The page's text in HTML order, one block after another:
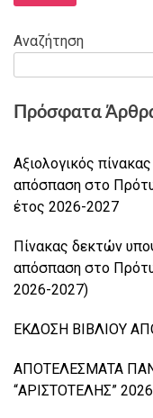
Αναζήτηση
Πρόσφατα
Αξιολογικός
απόσπαση στο
έτος 2026-2027
Πίνακας δεκτών
απόσπαση στο
2026-2027)
ΕΚΔΟΣΗ ΒΙΒΛΙΟΥ
ΑΠΟΤΕΛΕΣΜΑΤΑ
“ΑΡΙΣΤΟΤΕΛΗΣ” 2026